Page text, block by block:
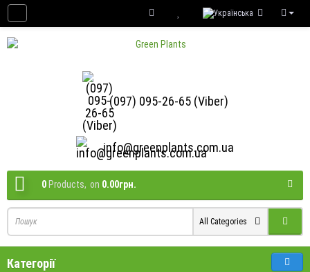
(097) 095-26-65 (Viber)
info@greenplants.com.ua
0 Products, on 0.00грн.
All Categories
Категорії